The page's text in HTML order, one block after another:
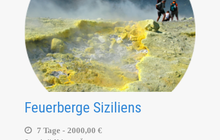
Feuerberge Siziliens
7 Tage - 2000,00 €